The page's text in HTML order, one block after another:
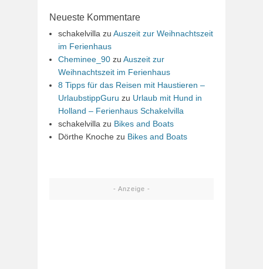
Neueste Kommentare
schakelvilla zu Auszeit zur Weihnachtszeit
im Ferienhaus
Cheminee_90 zu Auszeit zur
Weihnachtszeit im Ferienhaus
8 Tipps für das Reisen mit Haustieren –
UrlaubstippGuru zu Urlaub mit Hund in
Holland – Ferienhaus Schakelvilla
schakelvilla zu Bikes and Boats
Dörthe Knoche zu Bikes and Boats
- Anzeige -